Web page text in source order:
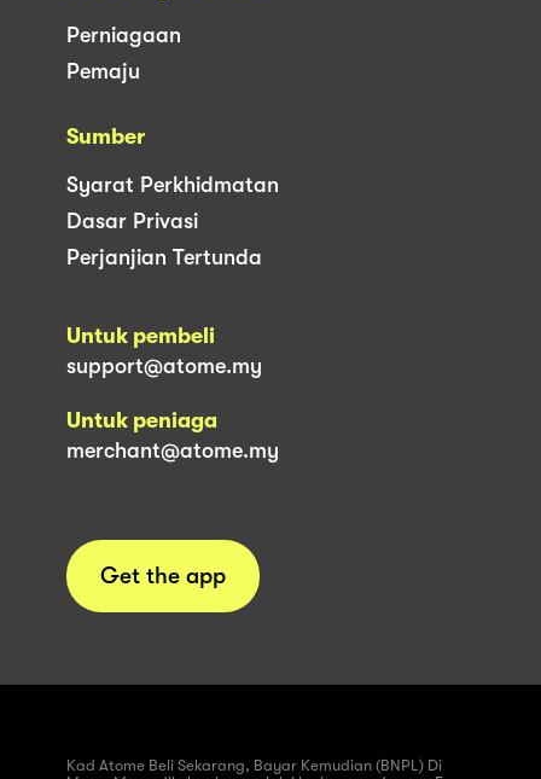
Perniagaan
Pemaju
Sumber
Syarat Perkhidmatan
Dasar Privasi
Perjanjian Tertunda
Untuk pembeli
support@atome.my
Untuk peniaga
merchant@atome.my
Get the app
Kad Atome Beli Sekarang, Bayar Kemudian (BNPL) Di